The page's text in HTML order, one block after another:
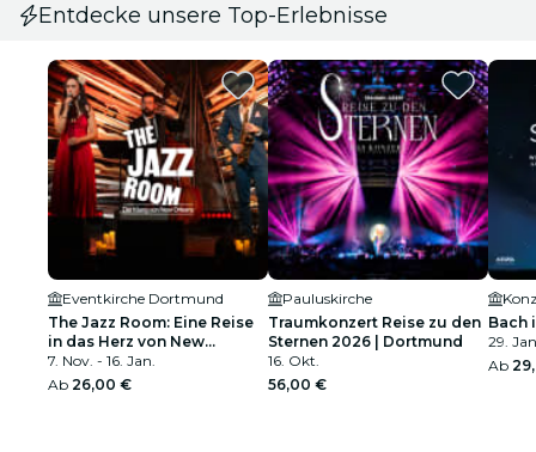
Entdecke unsere Top-Erlebnisse
Eventkirche Dortmund
The Jazz Room: Eine Reise
in das Herz von New
Orleans
7. Nov. - 16. Jan.
Ab 26,00 €
Pauluskirche
Traumkonzert Reise zu den
Sternen 2026 | Dortmund
16. Okt.
56,00 €
Bach
29.
Ab